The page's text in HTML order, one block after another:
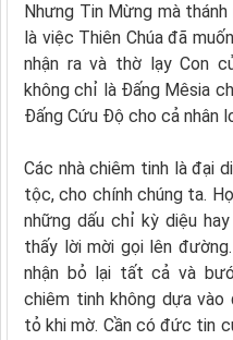
Nhưng Tin Mừng mà
là việc Thiên Chúa đã
nhận ra và thờ lạy Con
không chỉ là Đấng Mêsia
Ðấng Cứu Ðộ cho cả nhân
Các nhà chiêm tinh là đại
tộc, cho chính chúng ta.
những dấu chỉ kỳ diệu
thấy lời mời gọi lên
nhận bỏ lại tất cả và
chiêm tinh không dựa vào
tỏ khi mờ. Cần có đức tin